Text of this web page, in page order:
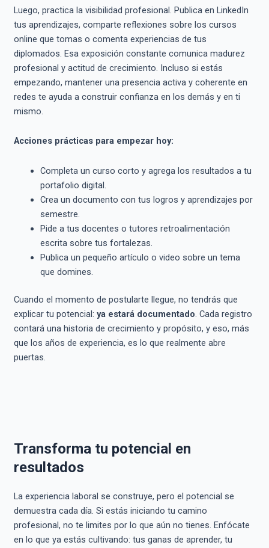
Luego, practica la visibilidad profesional. Publica en LinkedIn
tus aprendizajes, comparte reflexiones sobre los cursos
online que tomas o comenta experiencias de tus
diplomados. Esa exposición constante comunica madurez
profesional y actitud de crecimiento. Incluso si estás
empezando, mantener una presencia activa y coherente en
redes te ayuda a construir confianza en los demás y en ti
mismo.
Acciones prácticas para empezar hoy:
Completa un curso corto y agrega los resultados a tu
portafolio digital.
Crea un documento con tus logros y aprendizajes por
semestre.
Pide a tus docentes o tutores retroalimentación
escrita sobre tus fortalezas.
Publica un pequeño artículo o video sobre un tema
que domines.
Cuando el momento de postularte llegue, no tendrás que
explicar tu potencial: ya estará documentado. Cada registro
contará una historia de crecimiento y propósito, y eso, más
que los años de experiencia, es lo que realmente abre
puertas.
Transforma tu potencial en
resultados
La experiencia laboral se construye, pero el potencial se
demuestra cada día. Si estás iniciando tu camino
profesional, no te limites por lo que aún no tienes. Enfócate
en lo que ya estás cultivando: tus ganas de aprender, tu